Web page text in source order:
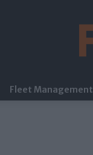
Fleet Management